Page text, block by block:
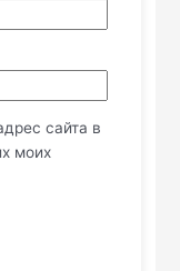
сайта в
моих